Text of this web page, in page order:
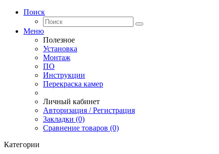
Поиск
Меню
Полезное
Установка
Монтаж
ПО
Инструкции
Перекраска камер
Личный кабинет
Авторизация / Регистрация
Закладки (0)
Сравнение товаров (0)
Категории